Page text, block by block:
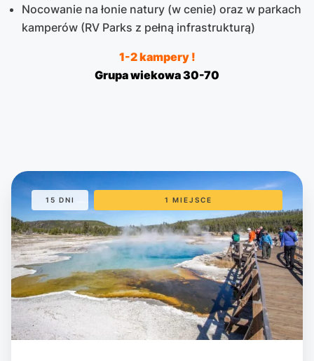
Nocowanie na łonie natury (w cenie) oraz w parkach
kamperów (RV Parks z pełną infrastrukturą)
1-2 kampery !
Grupa wiekowa 30-70
15 DNI 1 MIEJSCE